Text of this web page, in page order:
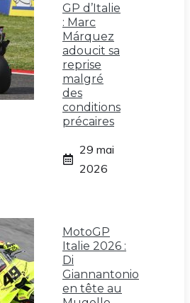
GP d’Italie
: Marc
Márquez
adoucit sa
reprise
malgré
des
conditions
précaires
29 mai
2026
MotoGP
Italie 2026 :
Di
Giannantonio
en tête au